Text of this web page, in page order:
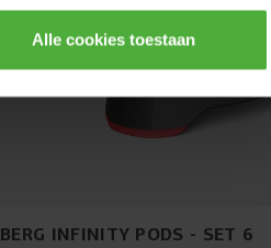
Alle cookies toestaan
BERG INFINITY PODS - SET 6